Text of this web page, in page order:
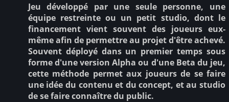
Jeu développé par une seule personne, une
équipe restreinte ou un petit studio, dont le
financement vient souvent des joueurs eux-
même afin de permettre au projet d'être achevé.
Souvent déployé dans un premier temps sous
forme d'une version Alpha ou d'une Beta du jeu,
cette méthode permet aux joueurs de se faire
une idée du contenu et du concept, et au studio
de se faire connaître du public.